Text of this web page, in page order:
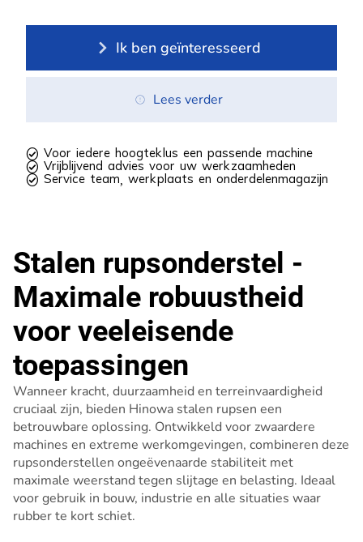
 Voor iedere hoogteklus een passende machine
 Vrijblijvend advies voor uw werkzaamheden
 Service team, werkplaats en onderdelenmagazijn
Ik ben geïnteresseerd
Lees verder
Stalen rupsonderstel -
Maximale robuustheid
voor veeleisende
toepassingen
Wanneer kracht, duurzaamheid en terreinvaardigheid
cruciaal zijn, bieden Hinowa stalen rupsen een
betrouwbare oplossing. Ontwikkeld voor zwaardere
machines en extreme werkomgevingen, combineren deze
rupsonderstellen ongeëvenaarde stabiliteit met
maximale weerstand tegen slijtage en belasting. Ideaal
voor gebruik in bouw, industrie en alle situaties waar
rubber te kort schiet.